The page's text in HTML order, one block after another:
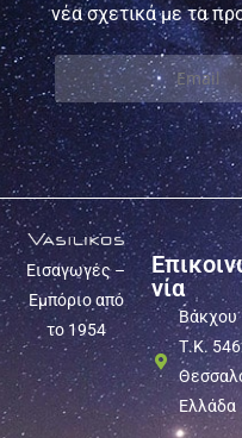
νέα σχετικά με τα
Εισαγωγές –
Εμπόριο από
το 1954
νία
Βάκχου
Τ.Κ.
Ελλάδα